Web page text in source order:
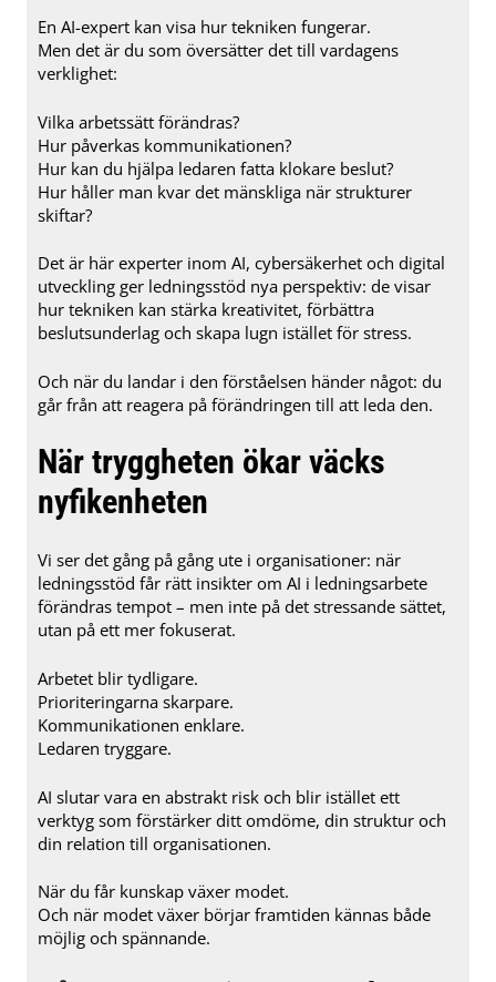
En AI-expert kan visa hur tekniken fungerar.
Men det är du som översätter det till vardagens
verklighet:
Vilka arbetssätt förändras?
Hur påverkas kommunikationen?
Hur kan du hjälpa ledaren fatta klokare beslut?
Hur håller man kvar det mänskliga när strukturer
skiftar?
Det är här experter inom AI, cybersäkerhet och digital
utveckling ger ledningsstöd nya perspektiv: de visar
hur tekniken kan stärka kreativitet, förbättra
beslutsunderlag och skapa lugn istället för stress.
Och när du landar i den förståelsen händer något: du
går från att reagera på förändringen till att leda den.
När tryggheten ökar väcks
nyfikenheten
Vi ser det gång på gång ute i organisationer: när
ledningsstöd får rätt insikter om AI i ledningsarbete
förändras tempot – men inte på det stressande sättet,
utan på ett mer fokuserat.
Arbetet blir tydligare.
Prioriteringarna skarpare.
Kommunikationen enklare.
Ledaren tryggare.
AI slutar vara en abstrakt risk och blir istället ett
verktyg som förstärker ditt omdöme, din struktur och
din relation till organisationen.
När du får kunskap växer modet.
Och när modet växer börjar framtiden kännas både
möjlig och spännande.